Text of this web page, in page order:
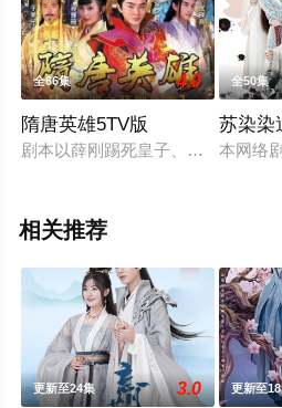
全66集 4.0
隋唐英雄5TV版
剧本以薛刚踢死皇子、惊崩 皇帝
全50集
苏染染
本网络
相关推荐
更新至24集 3.0 更新至